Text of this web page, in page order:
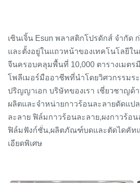
เซินเจิ้น Esun พลาสติกโปรดักส์ จำกัด
และตั้งอยู่ในแถวหน้าของเทคโนโลยีใน
จีนครอบคลุมพื้นที่ 10,000 ตารางเมตร
โพลีเมอร์มืออาชีพที่นำโดยวิศวกรรม
ปริญญาเอก บริษัทของเรา เชี่ยวชาญด้
ผลิตและจำหน่ายกาวร้อนละลายดัดแปล
ละลาย ฟิล์มกาวร้อนละลาย,ผงกาวร้อน
ฟิล์มฟังก์ชั่น,ผลิตภัณฑ์บดและตัดไดคัทแ
เอียดพิเศษ